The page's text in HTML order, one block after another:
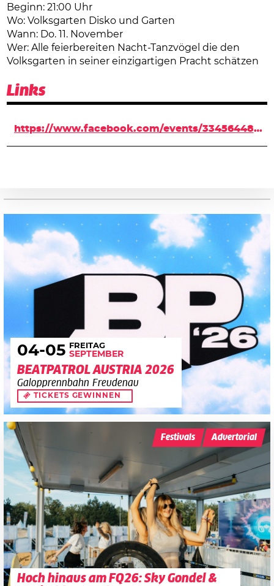
Beginn: 21:00 Uhr
Wo: Volksgarten Disko und Garten
Wann: Do. 11. November
Wer: Alle feierbereiten Nacht-Tanzvögel die den
Volksgarten in seiner einzigartigen Pracht schätzen
Links
https://www.facebook.com/events/334564486921146/
04-05 FREITAG
SEPTEMBER
BEATPATROL AUSTRIA 2026
Galopprennbahn Freudenau
TICKETS GEWINNEN
Hoch hinaus am FQ26: Sky Gondel &
Festivals Advertorial